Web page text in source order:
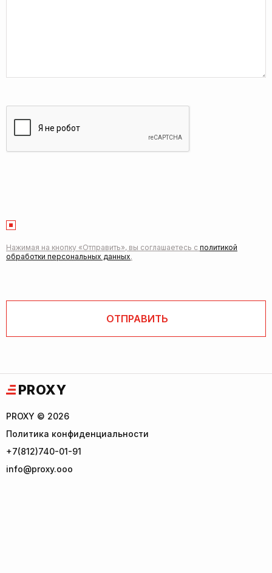
Нажимая на кнопку «Отправить», вы соглашаетесь с политикой
обработки персональных данных.
PROXY
PROXY © 2026
Политика конфиденциальности
+7(812)740-01-91
info@proxy.ooo